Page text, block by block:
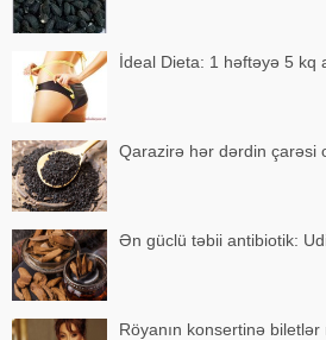
İdeal Dieta: 1 həftəyə 5 kq
Qarazirə hər dərdin çarəsi
Ən güclü təbii antibiotik:
Röyanın konsertinə biletlər